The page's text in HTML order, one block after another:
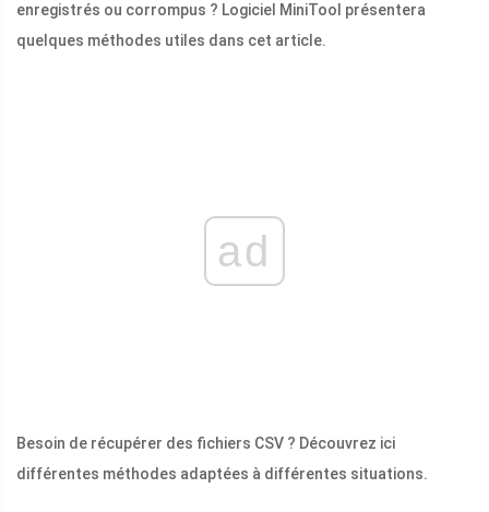
enregistrés ou corrompus ? Logiciel MiniTool présentera
quelques méthodes utiles dans cet article.
ad
Besoin de récupérer des fichiers CSV ? Découvrez ici
différentes méthodes adaptées à différentes situations.